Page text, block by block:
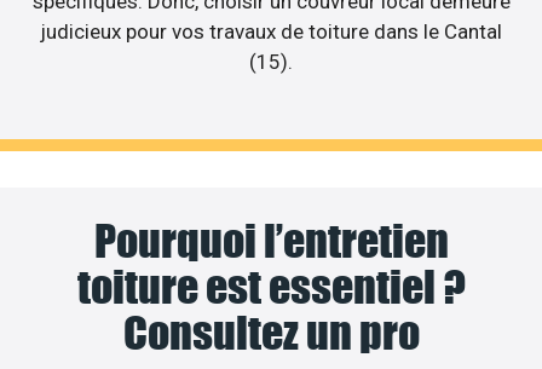
judicieux pour vos travaux de toiture dans le Cantal
(15).
Pourquoi l’entretien
toiture est essentiel ?
Consultez un pro